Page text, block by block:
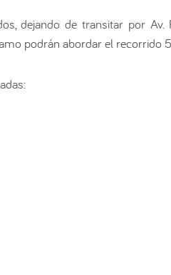
dejando de transitar por Av.
podrán abordar el recorrido